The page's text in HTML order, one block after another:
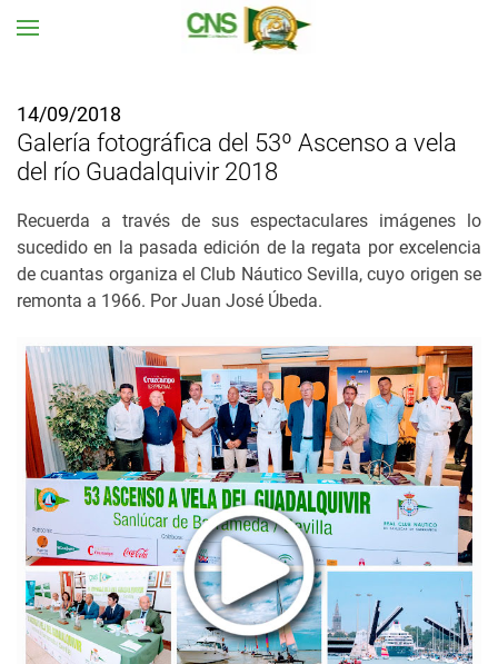
14/09/2018
Galería fotográfica del 53º Ascenso a vela
del río Guadalquivir 2018
Recuerda a través de sus espectaculares imágenes lo
sucedido en la pasada edición de la regata por excelencia
de cuantas organiza el Club Náutico Sevilla, cuyo origen se
remonta a 1966. Por Juan José Úbeda.